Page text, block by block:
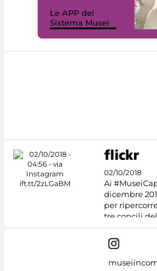
Le APP del
Sistema Musei
02/10/2018
Ai
dicembre
per
tre concili